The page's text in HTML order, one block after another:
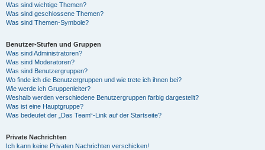
Was sind wichtige Themen?
Was sind geschlossene Themen?
Was sind Themen-Symbole?
Benutzer-Stufen und Gruppen
Was sind Administratoren?
Was sind Moderatoren?
Was sind Benutzergruppen?
Wo finde ich die Benutzergruppen und wie trete ich ihnen bei?
Wie werde ich Gruppenleiter?
Weshalb werden verschiedene Benutzergruppen farbig dargestellt?
Was ist eine Hauptgruppe?
Was bedeutet der „Das Team“-Link auf der Startseite?
Private Nachrichten
Ich kann keine Privaten Nachrichten verschicken!